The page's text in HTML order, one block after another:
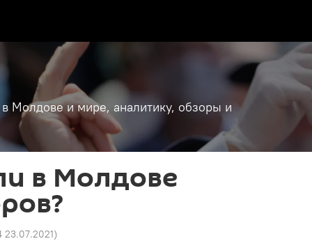
Молдове и мире, аналитику, обзоры и
в Молдове
23.07.2021)